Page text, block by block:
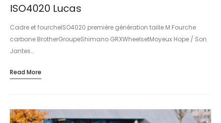
ISO4020 Lucas
Cadre et fourcheISO4020 première génération taille M Fourche
carbone BrotherGroupeShimano GRXWheelsetMoyeux Hope / Son
Jantes…
Read More